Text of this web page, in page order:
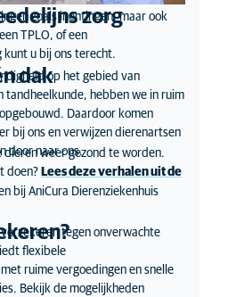
zorg
zoals inentingen, maar ook
TPLO, of een
u bij ons terecht.
dakop het gebied van
tandheelkunde, hebben we in ruim
Daardoor komen
bij ons en verwijzen dierenartsen
door naar ons.
dieren weer gezond te worden.
doen? Lees deze verhalen uit de
bij AniCura Dierenziekenhuis
tegen onverwachte
flexibele
ruime vergoedingen en snelle
Bekijk de mogelijkheden